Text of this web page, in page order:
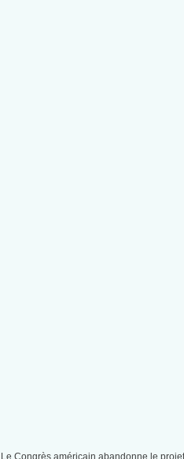
Le Congrès américain abandonne le